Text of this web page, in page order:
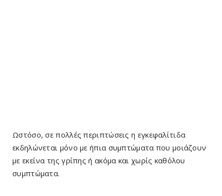
Ωστόσο, σε πολλές περιπτώσεις η εγκεφαλίτιδα
εκδηλώνεται μόνο με ήπια συμπτώματα που μοιάζουν
με εκείνα της γρίπης ή ακόμα και χωρίς καθόλου
συμπτώματα.